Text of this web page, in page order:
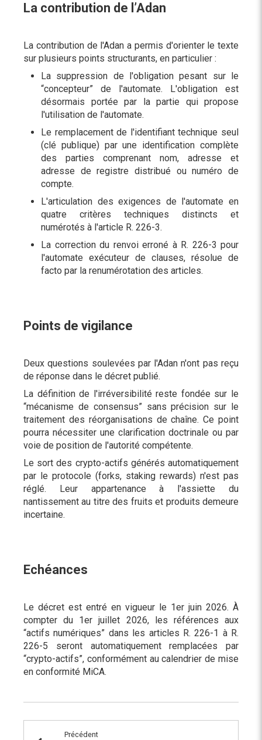
La contribution de l’Adan
La contribution de l'Adan a permis d'orienter le texte
sur plusieurs points structurants, en particulier :
La suppression de l'obligation pesant sur le
“concepteur” de l'automate. L'obligation est
désormais portée par la partie qui propose
l'utilisation de l'automate.
Le remplacement de l'identifiant technique seul
(clé publique) par une identification complète
des parties comprenant nom, adresse et
adresse de registre distribué ou numéro de
compte.
L'articulation des exigences de l'automate en
quatre critères techniques distincts et
numérotés à l'article R. 226-3.
La correction du renvoi erroné à R. 226-3 pour
l'automate exécuteur de clauses, résolue de
facto par la renumérotation des articles.
Points de vigilance
Deux questions soulevées par l'Adan n'ont pas reçu
de réponse dans le décret publié.
La définition de l'irréversibilité reste fondée sur le
“mécanisme de consensus” sans précision sur le
traitement des réorganisations de chaîne. Ce point
pourra nécessiter une clarification doctrinale ou par
voie de position de l'autorité compétente.
Le sort des crypto-actifs générés automatiquement
par le protocole (forks, staking rewards) n'est pas
réglé. Leur appartenance à l'assiette du
nantissement au titre des fruits et produits demeure
incertaine.
Echéances
Le décret est entré en vigueur le 1er juin 2026. À
compter du 1er juillet 2026, les références aux
“actifs numériques” dans les articles R. 226-1 à R.
226-5 seront automatiquement remplacées par
“crypto-actifs”, conformément au calendrier de mise
en conformité MiCA.
Précédent